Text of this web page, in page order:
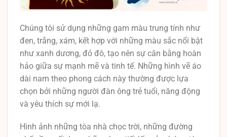
Chúng tôi sử dụng những gam màu trung tính như
đen, trắng, xám, kết hợp với những màu sắc nổi bật
như xanh dương, đỏ đô, tạo nên sự cân bằng hoàn
hảo giữa sự mạnh mẽ và tinh tế. Những hình vẽ áo
dài nam theo phong cách này thường được lựa
chọn bởi những người đàn ông trẻ tuổi, năng động
và yêu thích sự mới lạ.
Hình ảnh những tòa nhà chọc trời, những đường